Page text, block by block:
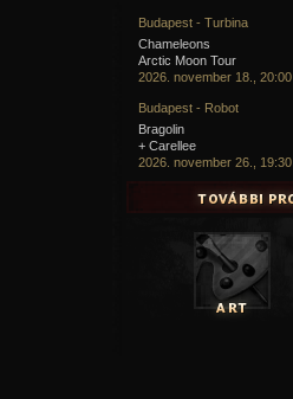
Budapest - Turbina
Chameleons
Arctic Moon Tour
2026. november 18., 20:00
Budapest - Robot
Bragolin
+ Carellee
2026. november 26., 19:30